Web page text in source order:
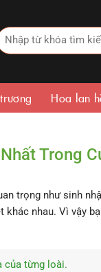
Hoa lan
Trong
trọng như sinh
khác nhau. Vì vậy
của từng loài.